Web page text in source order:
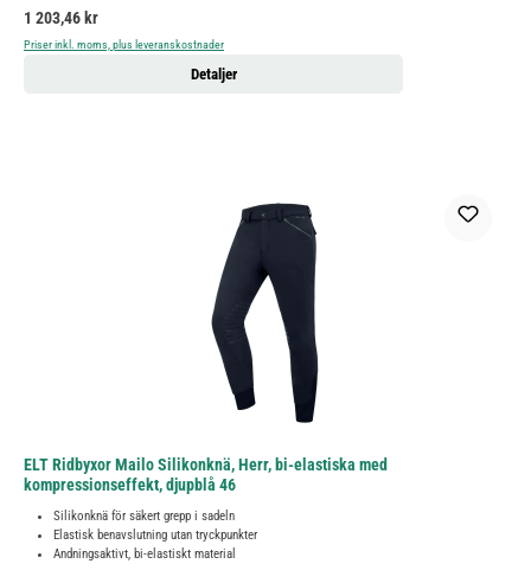
Ordinarie pris:
1 203,46 kr
Priser inkl. moms, plus leveranskostnader
Detaljer
ELT Ridbyxor Mailo Silikonknä, Herr, bi-elastiska med
kompressionseffekt, djupblå 46
Silikonknä för säkert grepp i sadeln
Elastisk benavslutning utan tryckpunkter
Andningsaktivt, bi-elastiskt material